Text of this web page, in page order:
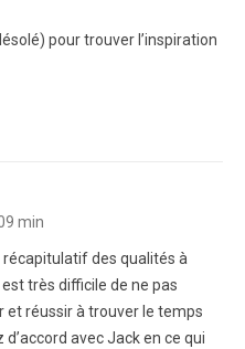
pour trouver l’inspiration
min
des qualités à
est très difficile de ne pas
et réussir à trouver le temps
avec Jack en ce qui